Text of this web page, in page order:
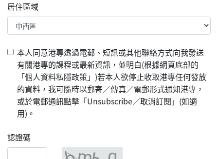
居住區域
本人同意港專透過電郵、短訊或其他聯絡方式向我發送
有關港專的課程或最新資訊，並明白(根據網頁底部的
「個人資料私隱政策」)若本人欲停止收取港專任何發放
的資料，我可隨時以郵寄／傳真／電郵形式通知港專，
或於電郵通訊點擊「Unsubscribe／取消訂閱」(如適
用)。
認證碼